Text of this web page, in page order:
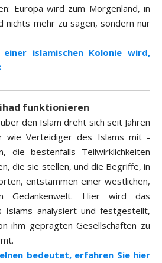
Europa wird zum Morgenland, in
nichts mehr zu sagen, sondern nur
islamischen Kolonie wird,
funktionieren
den Islam dreht sich seit Jahren
wie Verteidiger des Islams mit
die bestenfalls Teilwirklichkeiten
die sie stellen, und die Begriffe, in
entstammen einer westlichen,
Gedankenwelt. Hier wird das
Islams analysiert und festgestellt,
ihm geprägten Gesellschaften zu
bedeutet, erfahren Sie hier